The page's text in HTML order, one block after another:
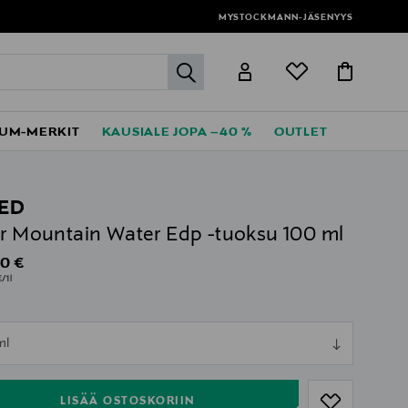
MYSTOCKMANN-JÄSENYYS
label.header.go
MERKIT KAUSIALE JOPA –40 % OUTLET
Mountain Water Edp -tuoksu 100 ml
Price
€
1l
LISÄÄ OSTOSKORIIN
null